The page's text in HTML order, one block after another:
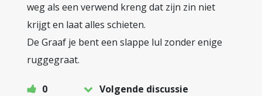
weg als een verwend kreng dat zijn zin niet
krijgt en laat alles schieten.
De Graaf je bent een slappe lul zonder enige
ruggegraat.
0
Volgende discussie